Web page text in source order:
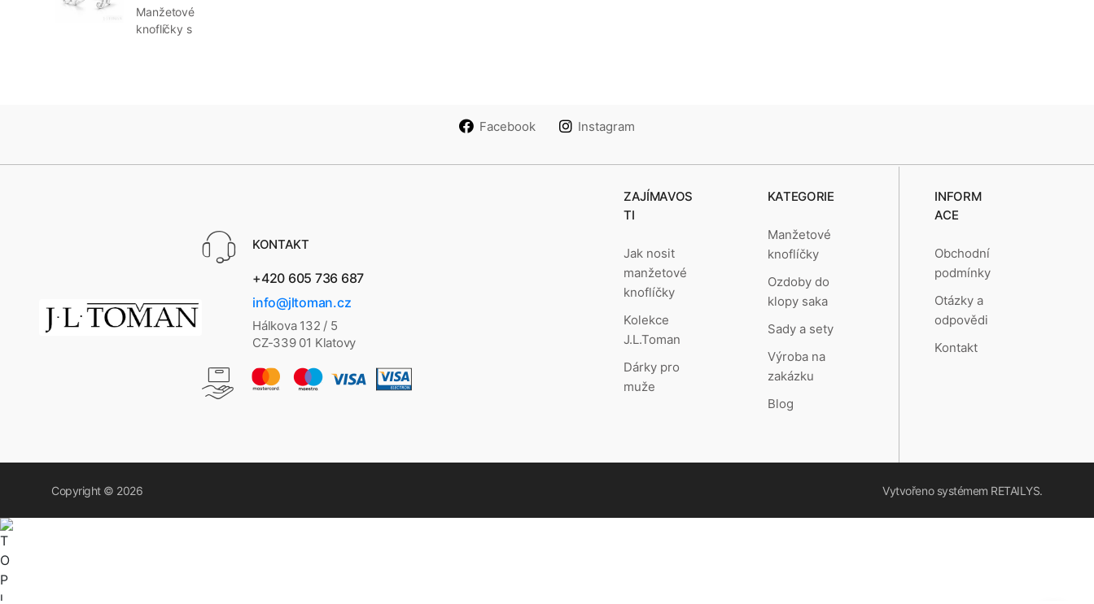
Manžetové
knoflíčky s
Facebook Instagram
KONTAKT
+420 605 736 687
info@jltoman.cz
Hálkova 132 / 5
CZ-339 01 Klatovy
ZAJÍMAVOS
TI
Jak nosit
manžetové
knoflíčky
Kolekce
J.L.Toman
Dárky pro
muže
KATEGORIE
Manžetové
knoflíčky
Ozdoby do
klopy saka
Sady a sety
Výroba na
zakázku
Blog
INFORM
ACE
Obchodní
podmínky
Otázky a
odpovědi
Kontakt
Copyright © 2026 Vytvořeno systémem RETAILYS.